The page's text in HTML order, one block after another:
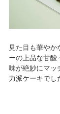
見た目も華やか
ーの上品な甘酸
味が絶妙にマッ
力派ケーキでし